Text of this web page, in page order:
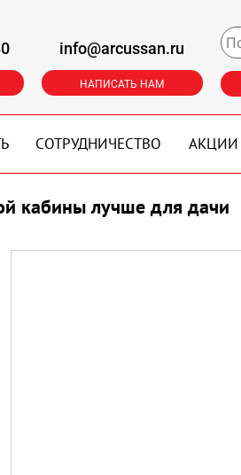
info@arcussan.ru
НАПИСАТЬ НАМ
СОТРУДНИЧЕСТВО АКЦИИ
кабины лучше для дачи